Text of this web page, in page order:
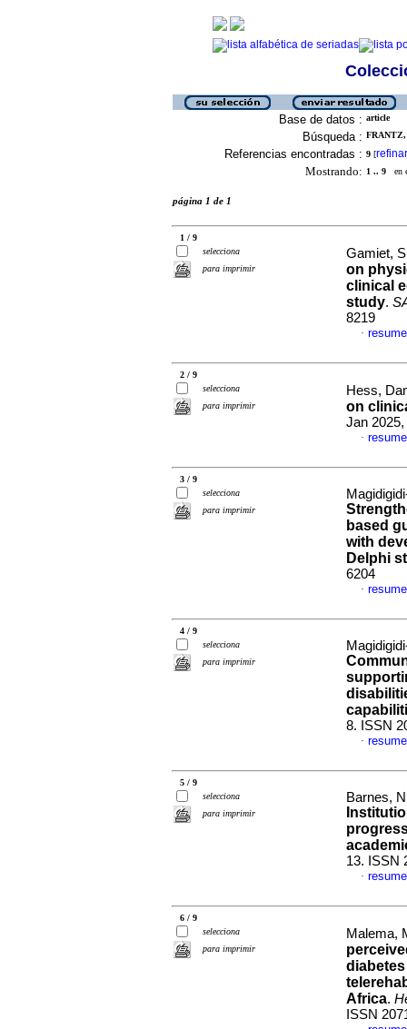
Base de datos : article
Búsqueda :
Referencias encontradas : 9 [refinar
Mostrando: 1 .. 9 en
página 1 de 1
1 / 9
selecciona
para imprimir
Gamiet,
on
clinical
study.
8219
·
2 / 9
selecciona
para imprimir
Hess,
on
Jan
·
3 / 9
selecciona
para imprimir
based
with
Delphi
6204
·
4 / 9
selecciona
para imprimir
8. ISSN
·
5 / 9
selecciona
para imprimir
Barnes,
13. ISSN
·
6 / 9
selecciona
para imprimir
Malema,
Africa.
ISSN